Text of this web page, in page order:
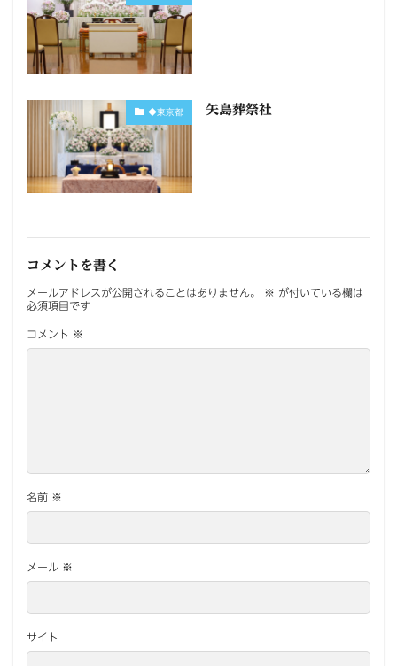
◆東京都 矢島葬祭社
コメントを書く
メールアドレスが公開されることはありません。 ※ が付いている欄は
必須項目です
コメント ※
名前 ※
メール ※
サイト